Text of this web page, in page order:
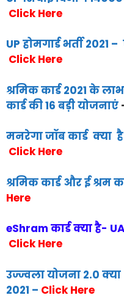
Click Here
UP होमगार्ड भर्ती
Click Here
श्रमिक कार्ड 2021 के
कार्ड की 16 बड़ी योजनाएं
मनरेगा जॉब कार्ड क्या
Click Here
श्रमिक कार्ड और ई श्रम
Here
eShram कार्ड क्या है-
Click Here
उज्ज्वला योजना 2.0
2021 – Click Here